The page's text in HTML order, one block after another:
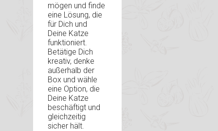
mögen und finde
eine Lösung, die
für Dich und
Deine Katze
funktioniert.
Betätige Dich
kreativ, denke
außerhalb der
Box und wähle
eine Option, die
Deine Katze
beschäftigt und
gleichzeitig
sicher hält.